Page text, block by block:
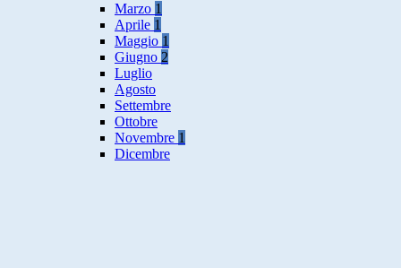
Marzo 1
Aprile 1
Maggio 1
Giugno 2
Luglio
Agosto
Settembre
Ottobre
Novembre 1
Dicembre